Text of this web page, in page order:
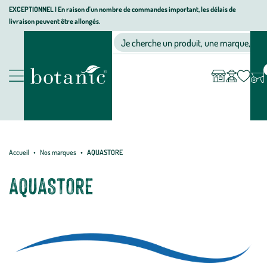
Aller
Aller
au
Aller
au
page
EXCEPTIONNEL I En raison d'un nombre de commandes important, les délais de
livraison peuvent être allongés.
Nos
animalerie,
décoration,
botanic®
Je cherche un produit, une marque, un
compte
Accueil Nos marques AQUASTORE
AQUASTORE